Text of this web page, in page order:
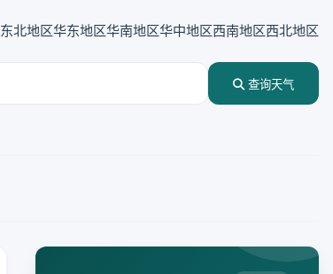
东北地区华东地区华南地区华中地区西南地区西北地区
查询天气